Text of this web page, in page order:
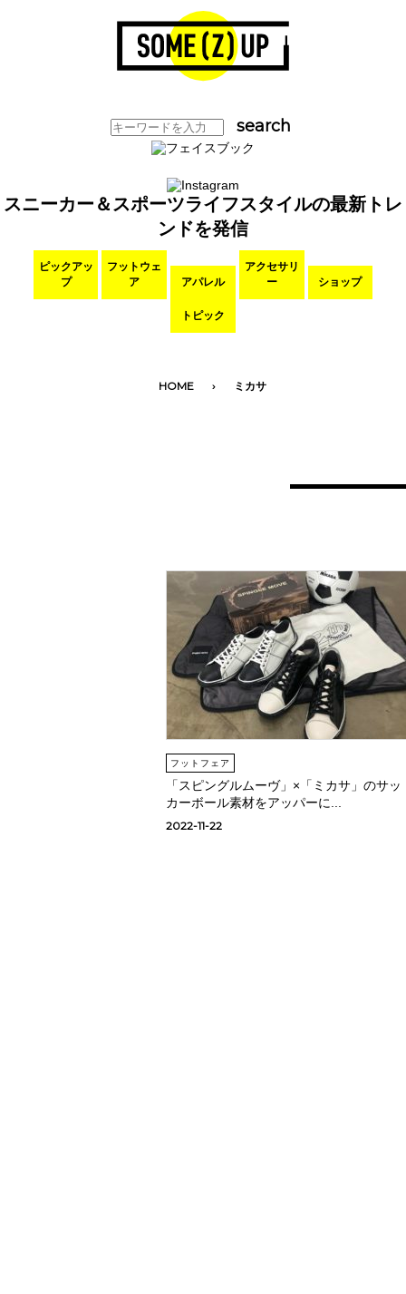
スニーカー＆スポーツライフスタイルの最新トレ
ンドを発信
ピックアッ
プ
フットウェ
ア
アパレル
アクセサリ
ー
ショップ
トピック
HOME ミカサ
フットフェア
「スピングルムーヴ」×「ミカサ」のサッ
カーボール素材をアッパーに...
2022-11-22